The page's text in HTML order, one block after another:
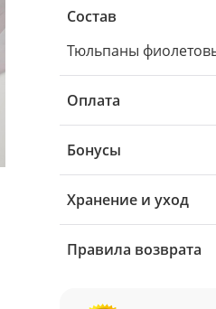
Состав
Тюльпаны
Оплата
Бонусы
Хранение и уход
Правила возврата